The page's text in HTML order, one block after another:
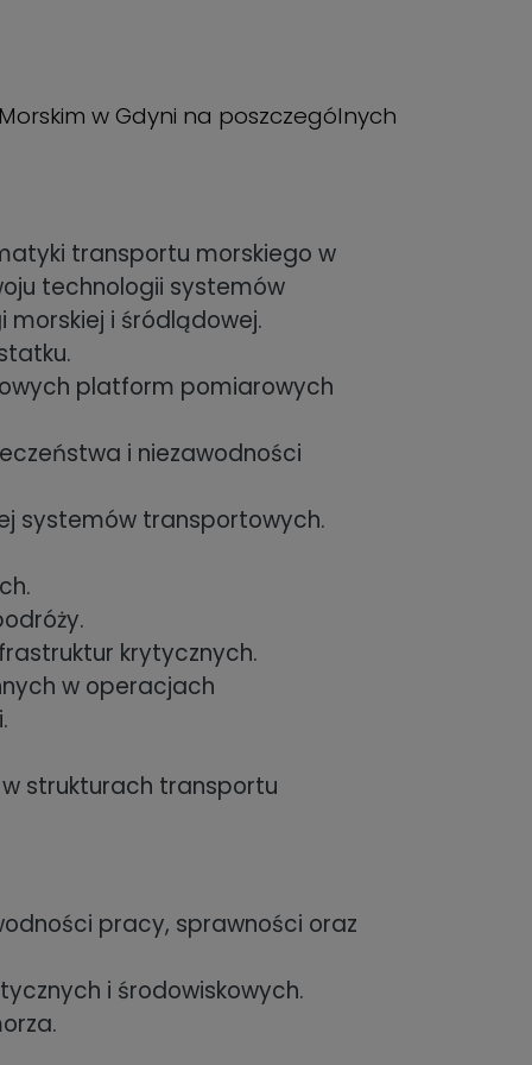
w Gdyni na poszczególnych
transportu morskiego w
technologii systemów
morskiej i śródlądowej.
platform pomiarowych
i niezawodności
systemów transportowych.
krytycznych.
w operacjach
strukturach transportu
pracy, sprawności oraz
i środowiskowych.